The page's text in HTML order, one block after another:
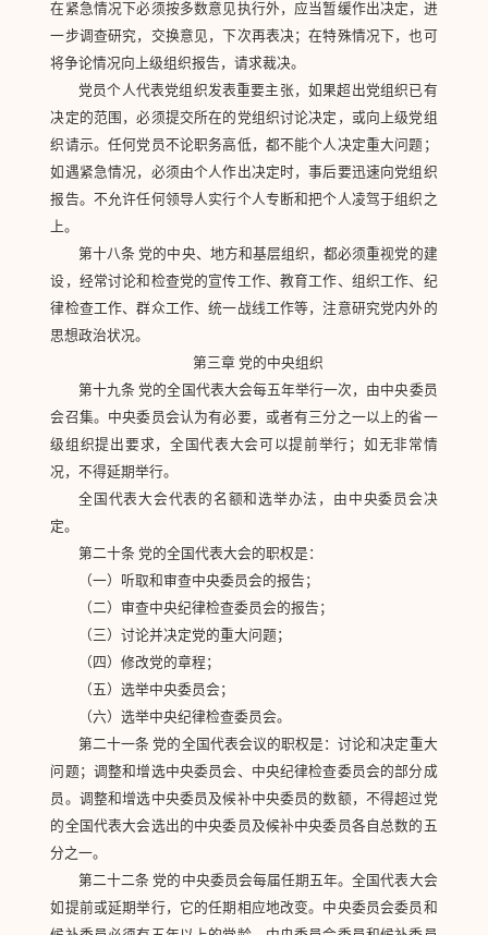
在紧急情况下必须按多数意见执行外，应当暂缓作出决定，进
一步调查研究，交换意见，下次再表决；在特殊情况下，也可
将争论情况向上级组织报告，请求裁决。
党员个人代表党组织发表重要主张，如果超出党组织已有
决定的范围，必须提交所在的党组织讨论决定，或向上级党组
织请示。任何党员不论职务高低，都不能个人决定重大问题；
如遇紧急情况，必须由个人作出决定时，事后要迅速向党组织
报告。不允许任何领导人实行个人专断和把个人凌驾于组织之
上。
第十八条 党的中央、地方和基层组织，都必须重视党的建
设，经常讨论和检查党的宣传工作、教育工作、组织工作、纪
律检查工作、群众工作、统一战线工作等，注意研究党内外的
思想政治状况。
第三章 党的中央组织
第十九条 党的全国代表大会每五年举行一次，由中央委员
会召集。中央委员会认为有必要，或者有三分之一以上的省一
级组织提出要求，全国代表大会可以提前举行；如无非常情
况，不得延期举行。
全国代表大会代表的名额和选举办法，由中央委员会决
定。
第二十条 党的全国代表大会的职权是：
（一）听取和审查中央委员会的报告；
（二）审查中央纪律检查委员会的报告；
（三）讨论并决定党的重大问题；
（四）修改党的章程；
（五）选举中央委员会；
（六）选举中央纪律检查委员会。
第二十一条 党的全国代表会议的职权是：讨论和决定重大
问题；调整和增选中央委员会、中央纪律检查委员会的部分成
员。调整和增选中央委员及候补中央委员的数额，不得超过党
的全国代表大会选出的中央委员及候补中央委员各自总数的五
分之一。
第二十二条 党的中央委员会每届任期五年。全国代表大会
如提前或延期举行，它的任期相应地改变。中央委员会委员和